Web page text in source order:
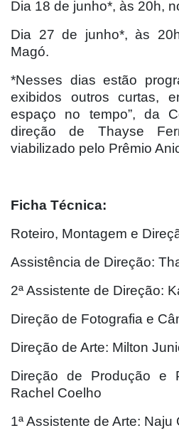
Dia 18 de junho*, às 20h,
Dia 27 de junho*, às
Magó.
*Nesses dias estão
exibidos outros curtas,
espaço no tempo”, da
direção de Thayse
viabilizado pelo Prêmio
Ficha Técnica:
Roteiro, Montagem e
Assistência de Direção:
2ª Assistente de Direção:
Direção de Fotografia e
Direção de Arte: Milton
Direção de Produção e
Rachel Coelho
1ª Assistente de Arte: Naju